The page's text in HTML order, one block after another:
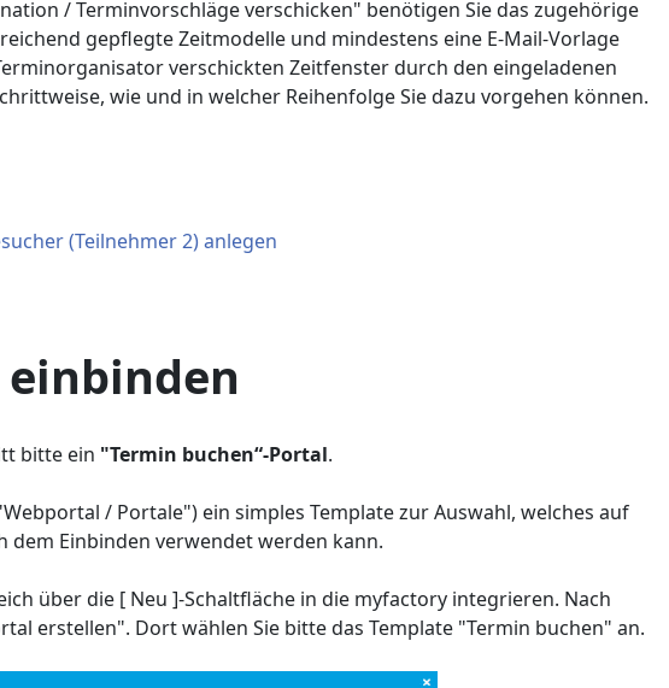
/ Terminvorschläge verschicken" benötigen Sie das zugehörige
gepflegte Zeitmodelle und mindestens eine E-Mail-Vorlage
verschickten Zeitfenster durch den eingeladenen
wie und in welcher Reihenfolge Sie dazu vorgehen können.
(Teilnehmer 2) anlegen
bitte ein "Termin buchen“-Portal.
/ Portale") ein simples Template zur Auswahl, welches auf
dem Einbinden verwendet werden kann.
über die [ Neu ]-Schaltfläche in die myfactory integrieren. Nach
erstellen". Dort wählen Sie bitte das Template "Termin buchen" an.